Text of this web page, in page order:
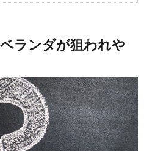
ランダが狙われや